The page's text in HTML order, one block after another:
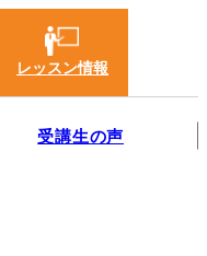
レッスン情報
受講生の声